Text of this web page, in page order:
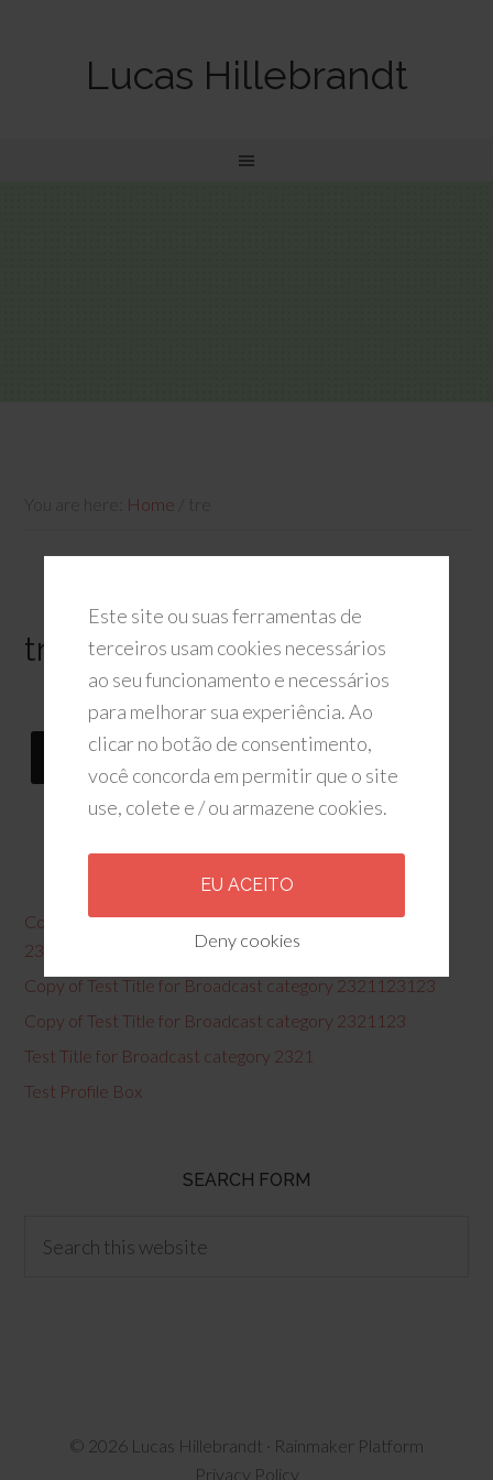
Lucas Hillebrandt
Home
tre
Copy of Test Title for Broadcast category
2321dsafsdfasdfdf
Copy of Test Title for Broadcast category 2321123123
Copy of Test Title for Broadcast category 2321123
Test Title for Broadcast category 2321
Test Profile Box
SEARCH FORM
© 2026 Lucas Hillebrandt · Rainmaker Platform
Privacy Policy
Este site ou suas ferramentas de
terceiros usam cookies necessários
ao seu funcionamento e necessários
para melhorar sua experiência. Ao
clicar no botão de consentimento,
você concorda em permitir que o site
use, colete e / ou armazene cookies.
EU ACEITO
Deny cookies